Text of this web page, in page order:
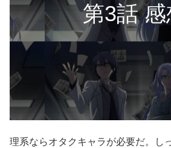
第3話
理系ならオタクキャラが必要だ。し